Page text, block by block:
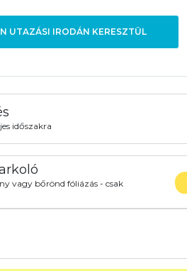
UTAZÁSI IRODÁN KERESZTÜL
időszakra
vagy bőrönd fóliázás - csak